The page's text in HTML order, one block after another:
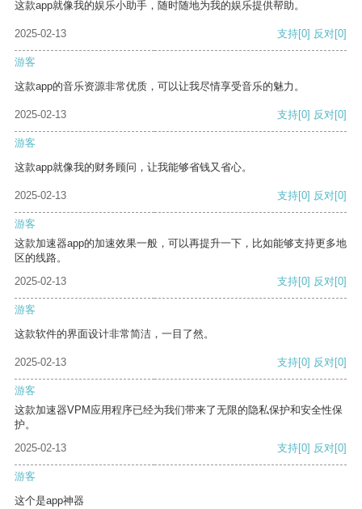
这款app就像我的娱乐小助手，随时随地为我的娱乐提供帮助。
2025-02-13 支持[0] 反对[0]
游客
这款app的音乐资源非常优质，可以让我尽情享受音乐的魅力。
2025-02-13 支持[0] 反对[0]
游客
这款app就像我的财务顾问，让我能够省钱又省心。
2025-02-13 支持[0] 反对[0]
游客
这款加速器app的加速效果一般，可以再提升一下，比如能够支持更多地
区的线路。
2025-02-13
支持[0] 反对[0]
游客
这款软件的界面设计非常简洁，一目了然。
2025-02-13 支持[0] 反对[0]
游客
这款加速器VPM应用程序已经为我们带来了无限的隐私保护和安全性保
护。
2025-02-13
支持[0] 反对[0]
游客
这个是app神器